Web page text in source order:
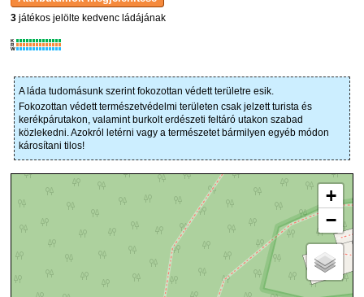
3 játékos jelölte kedvenc ládájának
K
R
W
A láda tudomásunk szerint fokozottan védett területre esik.
Fokozottan védett természetvédelmi területen csak jelzett turista és
kerékpárutakon, valamint burkolt erdészeti feltáró utakon szabad
közlekedni. Azokról letérni vagy a természetet bármilyen egyéb módon
károsítani tilos!
+
−